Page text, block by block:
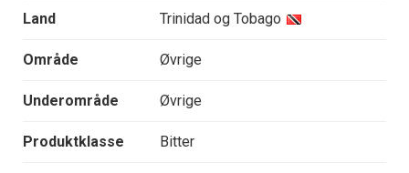
Land Trinidad og Tobago
Område Øvrige
Underområde Øvrige
Produktklasse Bitter